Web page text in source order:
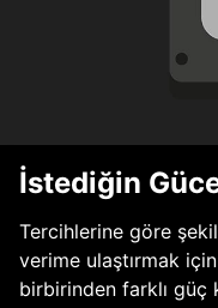
İstediğin
Tercihlerine göre
verime ulaştırmak
birbirinden farklı güç